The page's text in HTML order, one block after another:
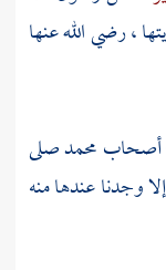
، رضي الله عنها
أصحابمحمدصلى
وجدنا عندها منه